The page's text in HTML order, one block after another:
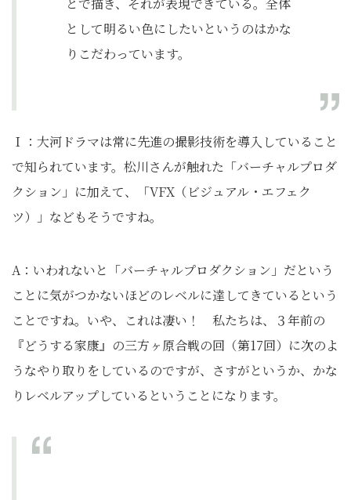
として明るい色にしたいというのはかな
りこだわっています。
Ｉ：大河ドラマは常に先進の撮影技術を導入していること
で知られています。松川さんが触れた「バーチャルプロダ
クション」に加えて、「VFX（ビジュアル・エフェク
ツ）」などもそうですね。
A：いわれないと「バーチャルプロダクション」だという
ことに気がつかないほどのレベルに達してきているという
ことですね。いや、これは凄い！ 私たちは、３年前の
『どうする家康』の三方ヶ原合戦の回（第17回）に次のよ
うなやり取りをしているのですが、さすがというか、かな
りレベルアップしているということになります。